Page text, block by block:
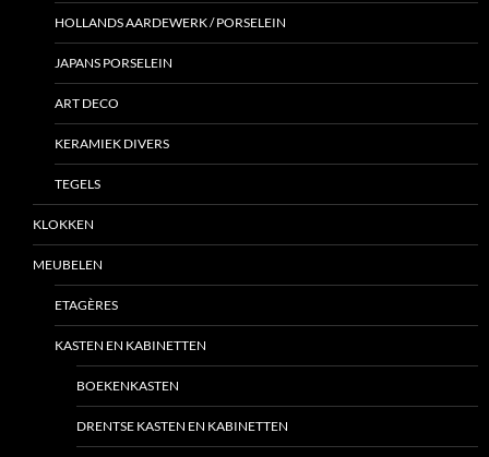
HOLLANDS AARDEWERK / PORSELEIN
JAPANS PORSELEIN
ART DECO
KERAMIEK DIVERS
TEGELS
KLOKKEN
MEUBELEN
ETAGÈRES
KASTEN EN KABINETTEN
BOEKENKASTEN
DRENTSE KASTEN EN KABINETTEN